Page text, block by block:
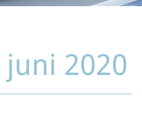
juni 2020